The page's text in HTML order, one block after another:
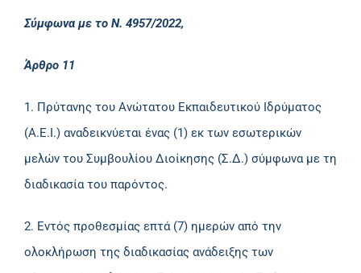
Σύμφωνα με το Ν. 4957/2022,
Άρθρο 11
1. Πρύτανης του Ανώτατου Εκπαιδευτικού Ιδρύματος
(Α.Ε.Ι.) αναδεικνύεται ένας (1) εκ των εσωτερικών
μελών του Συμβουλίου Διοίκησης (Σ.Δ.) σύμφωνα με τη
διαδικασία του παρόντος.
2. Εντός προθεσμίας επτά (7) ημερών από την
ολοκλήρωση της διαδικασίας ανάδειξης των